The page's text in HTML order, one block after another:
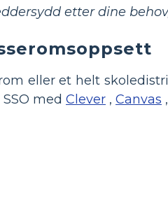
etter dine
eller et helt
med Clever , Canvas ,